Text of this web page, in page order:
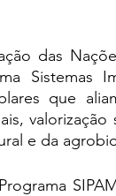
das
Sistemas
que
valorização
e da